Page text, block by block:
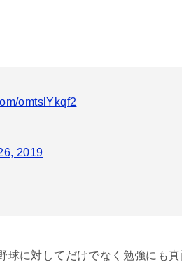
omtslYkqf2
2019
に対してだけでなく勉強にも真